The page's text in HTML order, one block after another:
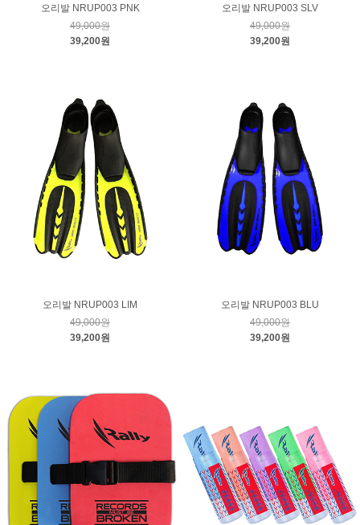
오리발 NRUP003 PNK
49,000원
39,200원
오리발 NRUP003 SLV
49,000원
39,200원
오리발 NRUP003 LIM
49,000원
39,200원
오리발 NRUP003 BLU
49,000원
39,200원